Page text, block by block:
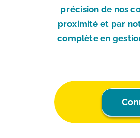
précision de nos
proximité et par
complète en